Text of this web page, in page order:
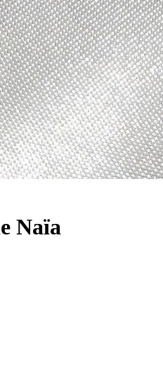
Naïa